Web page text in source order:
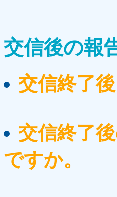
交信後の報
交信終了
交信終了
ですか。